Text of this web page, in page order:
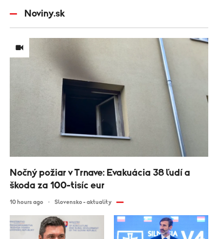
Noviny.sk
Nočný požiar v Trnave: Evakuácia 38 ľudí a
škoda za 100-tisíc eur
10 hours ago Slovensko - aktuality